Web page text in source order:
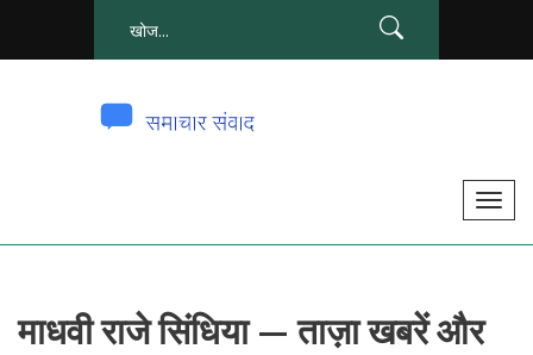
टॉ
माधवी राजे सिंधिया — ताज़ा खबरें और